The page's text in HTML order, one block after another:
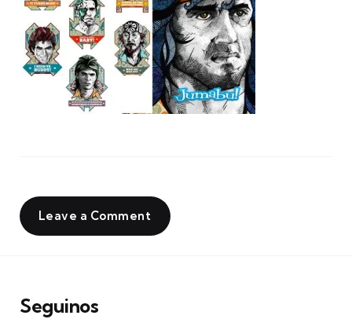
Leave a Comment
Seguinos